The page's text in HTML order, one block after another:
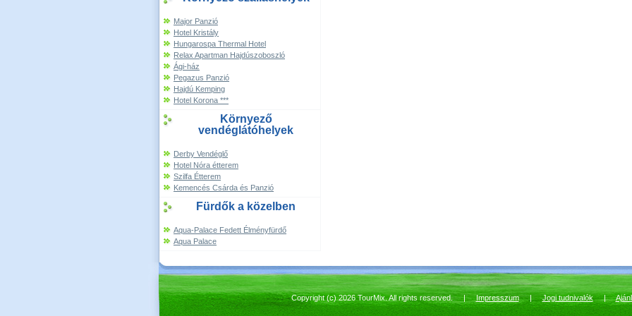
Major Panzió
Hotel Kristály
Hungarospa Thermal Hotel
Relax Apartman Hajdúszoboszló
Ági-ház
Pegazus Panzió
Hajdú Kemping
Hotel Korona ***
Környező
vendéglátóhelyek
Derby Vendéglő
Hotel Nóra étterem
Szilfa Étterem
Kemencés Csárda és Panzió
Fürdők a közelben
Aqua-Palace Fedett Élményfürdő
Aqua Palace
Copyright (c) 2026 TourMix. All rights reserved. |Impresszum|Jogi tudnivalók|